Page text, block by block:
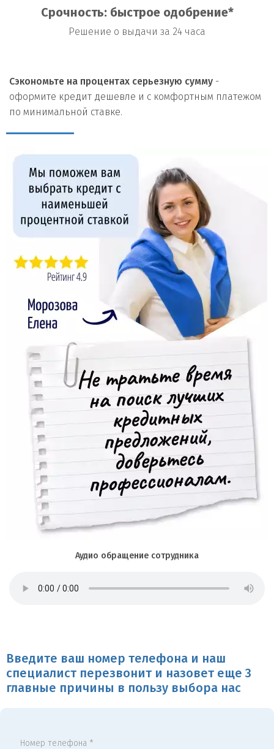
Срочность: быстрое одобрение*
Решение о выдачи за 24 часа
Сэкономьте на процентах серьезную сумму -
оформите кредит дешевле и с комфортным платежом
по минимальной ставке.
Аудио обращение сотрудника
Введите ваш номер телефона и наш
специалист перезвонит и назовет еще 3
главные причины в пользу выбора нас
Номер телефона *